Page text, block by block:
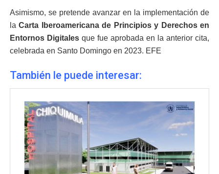
Asimismo, se pretende avanzar en la implementación de
laCarta Iberoamericana de Principios y Derechos en
Entornos Digitales que fue aprobada en la anterior cita,
celebrada en Santo Domingo en 2023. EFE
También le puede interesar: